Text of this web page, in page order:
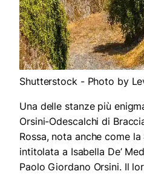
Shutterstock - Photo by
Una delle stanze più
Orsini-Odescalchi di
Rossa, nota anche come la
intitolata a Isabella De’
Paolo Giordano Orsini. Il